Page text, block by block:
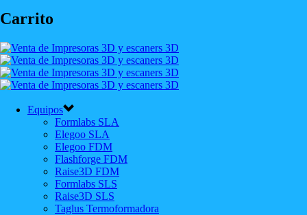
Carrito
Equipos
Formlabs SLA
Elegoo SLA
Elegoo FDM
Flashforge FDM
Raise3D FDM
Formlabs SLS
Raise3D SLS
Taglus Termoformadora